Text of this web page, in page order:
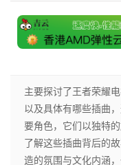
主要探讨了王者荣耀
以及具体有哪些插曲
要角色，它们以独特
了解这些插曲背后的
造的氛围与文化内涵